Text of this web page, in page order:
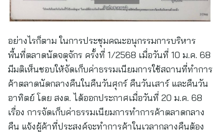
อย่างไรก็ตาม ในการประชุมคณะอนุกรรมการบริหาร
พื้นที่ตลาดนัดจตุจักร ครั้งที่ 1/2568 เมื่อวันที่ 10 ม.ค. 68
มีมติเห็นชอบให้จัดเก็บค่าธรรมเนียมการใช้สถานที่ทำการ
ค้าตลาดนัดกลางคืนในคืนวันศุกร์ คืนวันเสาร์ และคืนวัน
อาทิตย์ โดย สงต. ได้ออกประกาศเมื่อวันที่ 20 ม.ค. 68
เรื่อง การจัดเก็บค่าธรรมเนียมการทำการค้าตลาดกลาง
คืน แจ้งผู้ค้าที่ประสงค์จะทำการค้าในเวลากลางคืนต้อง